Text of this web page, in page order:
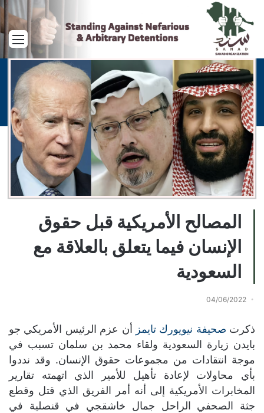
المصالح الأمريكية قبل حقوق
الإنسان فيما يتعلق بالعلاقة مع
السعودية
04/06/2022
ذكرت صحيفة نيويورك تايمز أن عزم الرئيس الأمريكي جو
بايدن زيارة السعودية ولقاء محمد بن سلمان تسبب في
موجة انتقادات من مجموعات حقوق الإنسان. وقد نددوا
بأي محاولات لإعادة تأهيل للأمير الذي اتهمته تقارير
المخابرات الأمريكية إلى أنه أمر الفريق الذي قتل وقطع
جثة الصحفي الراحل جمال خاشقجي في قنصلية في